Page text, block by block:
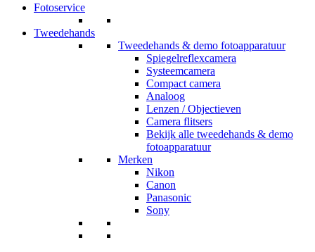
Fotoservice
Tweedehands
Tweedehands & demo fotoapparatuur
Spiegelreflexcamera
Systeemcamera
Compact camera
Analoog
Lenzen / Objectieven
Camera flitsers
Bekijk alle tweedehands & demo
fotoapparatuur
Merken
Nikon
Canon
Panasonic
Sony